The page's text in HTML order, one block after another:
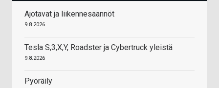
Ajotavat ja liikennesäännöt
9.8.2026
Tesla S,3,X,Y, Roadster ja Cybertruck yleistä
9.8.2026
Pyöräily